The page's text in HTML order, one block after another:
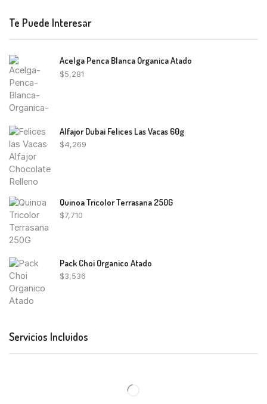
Te Puede Interesar
Acelga Penca Blanca Organica Atado
$5,281
Alfajor Dubai Felices Las Vacas 60g
$4,269
Quinoa Tricolor Terrasana 250G
$7,710
Pack Choi Organico Atado
$3,536
Servicios Incluidos